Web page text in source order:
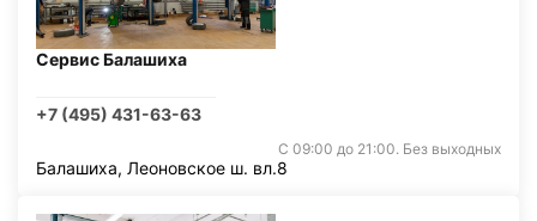
Сервис Балашиха
+7 (495) 431-63-63
С 09:00 до 21:00. Без выходных
Балашиха, Леоновское ш. вл.8